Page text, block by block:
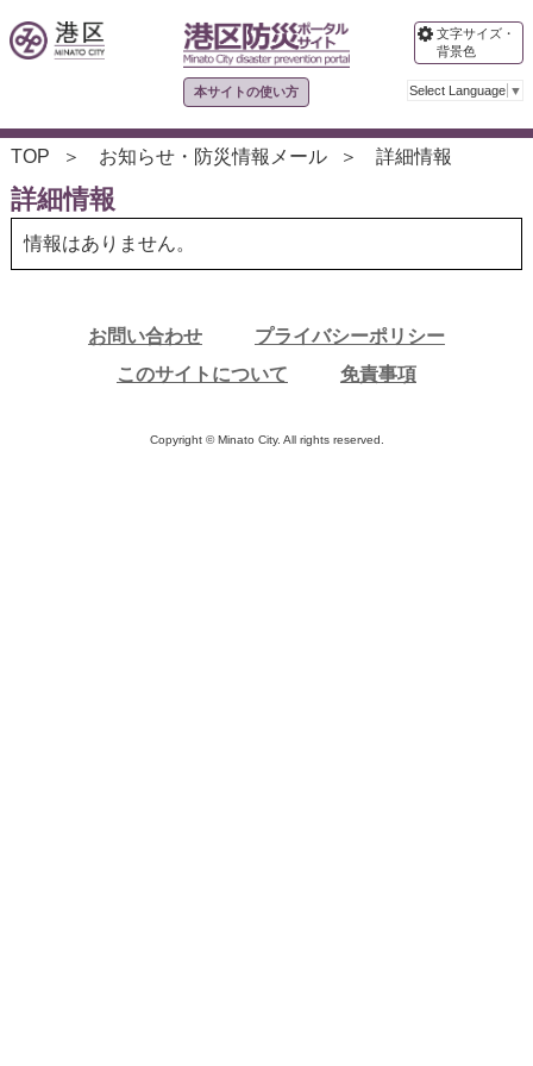
本サイトの使い方
文字サイズ・
背景色
Select Language ▼
TOP お知らせ・防災情報メール 詳細情報
詳細情報
情報はありません。
お問い合わせ
プライバシーポリシー
このサイトについて
免責事項
Copyright © Minato City. All rights reserved.